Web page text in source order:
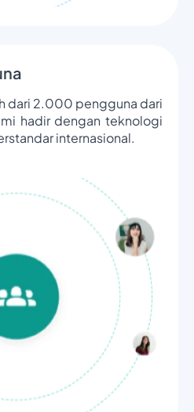
dari 2.000 pengguna dari
hadir dengan teknologi
internasional.